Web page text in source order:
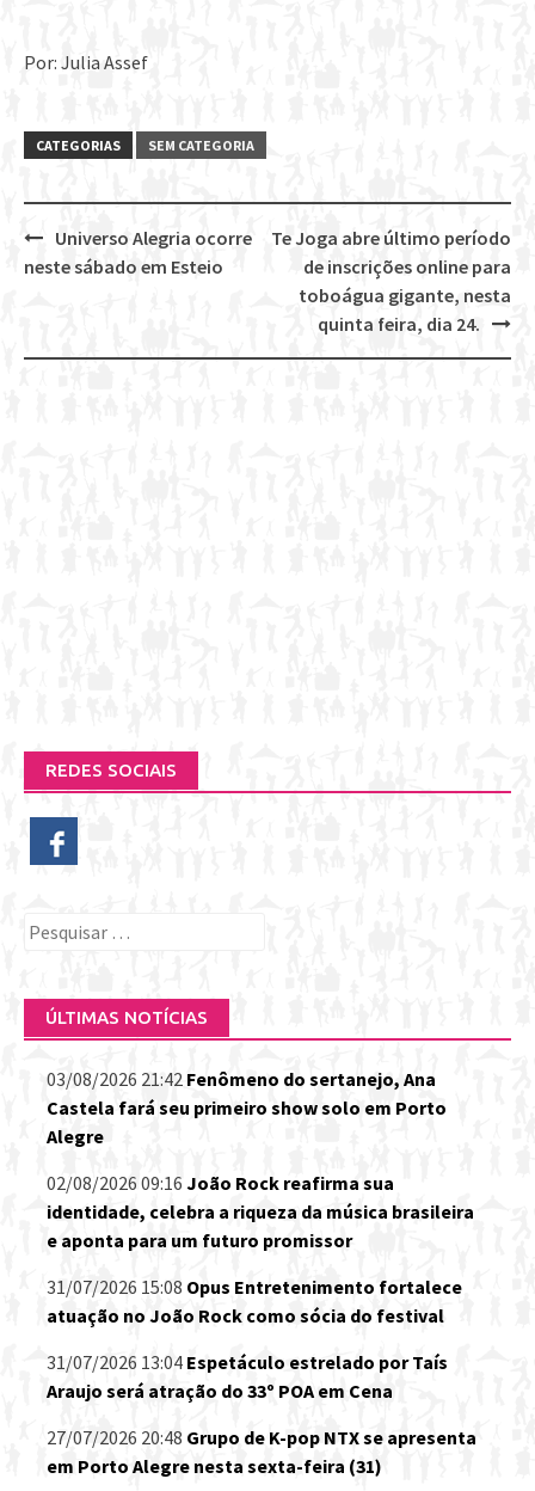
Por: Julia Assef
CATEGORIAS SEM CATEGORIA
Post
Te Joga abre último período
de inscrições online para
toboágua gigante, nesta
quinta feira, dia 24.
Universo Alegria ocorre
neste sábado em Esteio
REDES SOCIAIS
Pesquisar
ÚLTIMAS NOTÍCIAS
03/08/2026 21:42 Fenômeno do sertanejo, Ana
Castela fará seu primeiro show solo em Porto
Alegre
02/08/2026 09:16 João Rock reafirma sua
identidade, celebra a riqueza da música brasileira
e aponta para um futuro promissor
31/07/2026 15:08 Opus Entretenimento fortalece
atuação no João Rock como sócia do festival
31/07/2026 13:04 Espetáculo estrelado por Taís
Araujo será atração do 33º POA em Cena
27/07/2026 20:48 Grupo de K-pop NTX se apresenta
em Porto Alegre nesta sexta-feira (31)